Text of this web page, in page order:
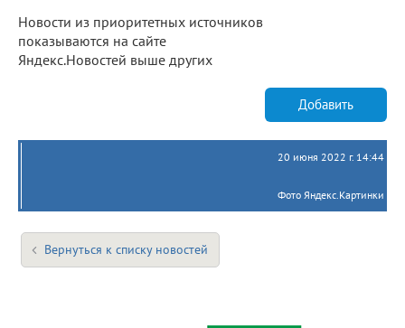
Новости из приоритетных источников
показываются на сайте
Яндекс.Новостей выше других
Добавить
20 июня 2022 г. 14:44
Фото Яндекс.Картинки
Вернуться к списку новостей